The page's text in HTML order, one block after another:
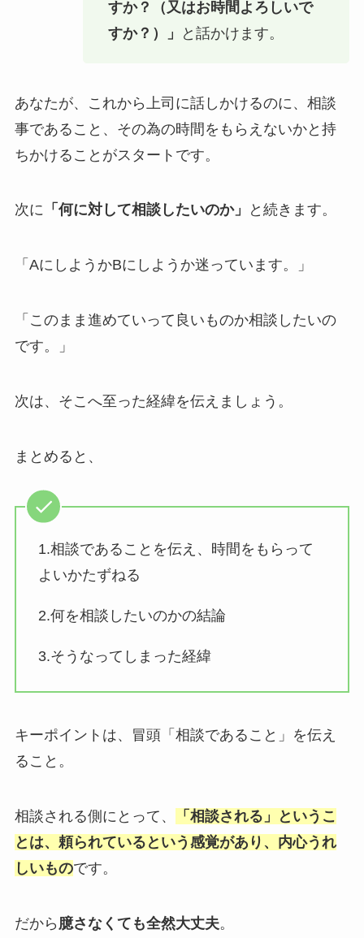
すか？（又はお時間よろしいで
すか？）」
と話かけます。
あなたが、これから上司に話しかけるのに、相談
事であること、その為の時間をもらえないかと持
ちかけることがスタートです。
次に 「何に対して相談したいのか」 と続きます。
「AにしようかBにしようか迷っています。」
「このまま進めていって良いものか相談したいの
です。」
次は、そこへ至った経緯を伝えましょう。
まとめると、
1.相談であることを伝え、時間をもらって
よいかたずねる
2.何を相談したいのかの結論
3.そうなってしまった経緯
キーポイントは、冒頭「相談であること」を伝え
ること。
相談される側にとって、
「相談される」というこ
とは、頼られているという感覚があり、内心うれ
しいものです。
だから 臆さなくても全然大丈夫。